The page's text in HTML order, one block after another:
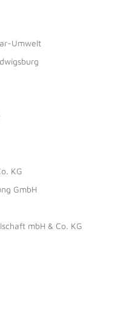
Umwelt
KG
GmbH
mbH & Co. KG